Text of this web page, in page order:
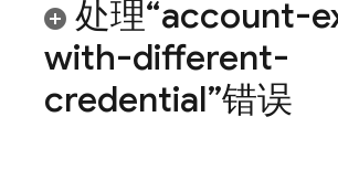
处理“account-
with-different-
credential”错误